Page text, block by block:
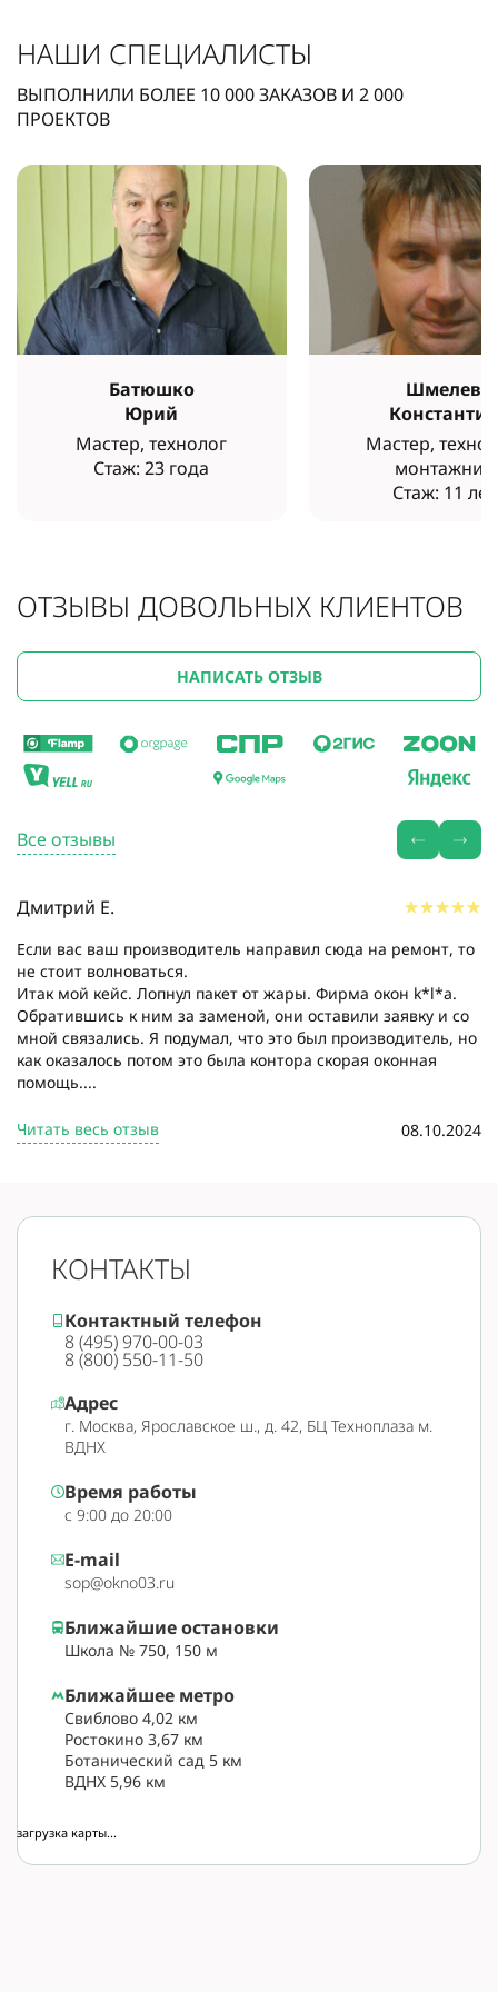
НАШИ СПЕЦИАЛИСТЫ
ВЫПОЛНИЛИ БОЛЕЕ 10 000ЗАКАЗОВ И 2 000
ПРОЕКТОВ
Батюшко
Юрий
Мастер, технолог
Стаж: 23 года
Шмелев
Константин
Мастер,
монтажник
Стаж: 11 лет
ОТЗЫВЫ ДОВОЛЬНЫХ КЛИЕНТОВ
НАПИСАТЬ ОТЗЫВ
Все отзывы
Дмитрий Е.
Если вас ваш производитель направил сюда на ремонт, то
не стоит волноваться.
Итак мой кейс. Лопнул пакет от жары. Фирма окон k*l*a.
Обратившись к ним за заменой, они оставили заявку и со
мной связались. Я подумал, что это был производитель, но
как оказалось потом это была контора скорая оконная
помощь....
Читать весь отзыв 08.10.2024
КОНТАКТЫ
Контактный телефон
8 (495) 970-00-03
8 (800) 550-11-50
Адрес
г. Москва, Ярославское ш., д. 42, БЦ Техноплаза м.
ВДНХ
Время работы
с 9:00 до 20:00
E-mail
sop@okno03.ru
Ближайшее метро
Свиблово 4,02 км
Ростокино 3,67 км
Ботанический сад 5 км
ВДНХ 5,96 км
Ближайшие остановки
Школа № 750, 150 м
загрузка карты...